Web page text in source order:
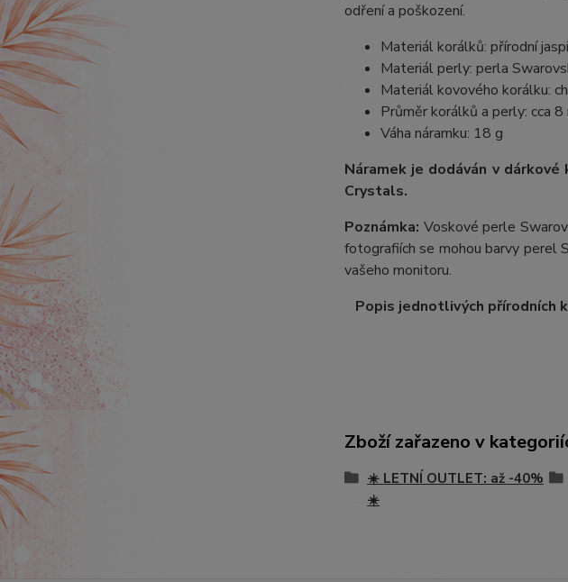
odření a poškození.
Materiál korálků: přírodní
Materiál perly: perla
Materiál kovového korálku:
Průměr korálků a perly: cca 8
Váha náramku: 18 g
Náramek je dodáván v
Crystals.
Poznámka: Voskové perle
fotografiích se mohou barvy perel
vašeho monitoru.
Popis jednotlivých přírodních
Zboží zařazeno v
☀️ LETNÍ OUTLET: až -40%
☀️